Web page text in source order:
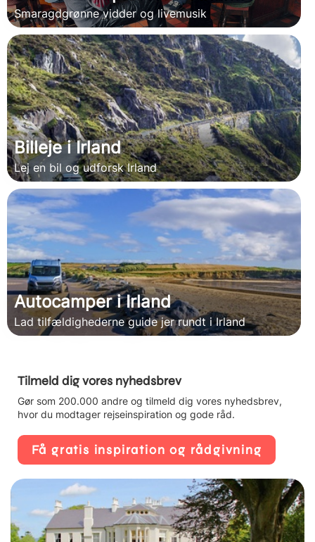
Smaragdgrønne vidder og livemusik
Billeje i Irland
Lej en bil og udforsk Irland
Autocamper i Irland
Lad tilfældighederne guide jer rundt i Irland
Tilmeld dig vores nyhedsbrev
Gør som 200.000 andre og tilmeld dig vores nyhedsbrev,
hvor du modtager rejseinspiration og gode råd.
Få gratis inspiration og rådgivning